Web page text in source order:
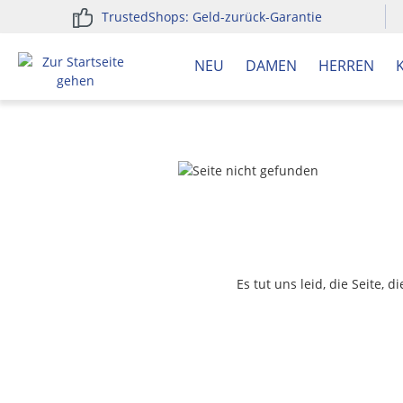
Zur Hauptnavigation springen
TrustedShops: Geld-zurück-Garantie
NEU DAMEN HERREN
Es tut uns leid, die Seite,